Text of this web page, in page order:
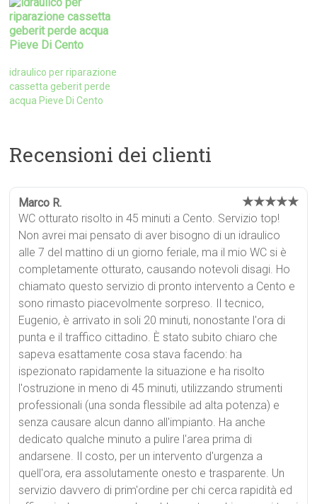
idraulico per riparazione
cassetta geberit perde
acqua Pieve Di Cento
Recensioni dei clienti
Marco R. ★★★★★
WC otturato risolto in 45 minuti a Cento. Servizio top!
Non avrei mai pensato di aver bisogno di un idraulico
alle 7 del mattino di un giorno feriale, ma il mio WC si è
completamente otturato, causando notevoli disagi. Ho
chiamato questo servizio di pronto intervento a Cento e
sono rimasto piacevolmente sorpreso. Il tecnico,
Eugenio, è arrivato in soli 20 minuti, nonostante l'ora di
punta e il traffico cittadino. È stato subito chiaro che
sapeva esattamente cosa stava facendo: ha
ispezionato rapidamente la situazione e ha risolto
l'ostruzione in meno di 45 minuti, utilizzando strumenti
professionali (una sonda flessibile ad alta potenza) e
senza causare alcun danno all'impianto. Ha anche
dedicato qualche minuto a pulire l'area prima di
andarsene. Il costo, per un intervento d'urgenza a
quell'ora, era assolutamente onesto e trasparente. Un
servizio davvero di prim'ordine per chi cerca rapidità ed